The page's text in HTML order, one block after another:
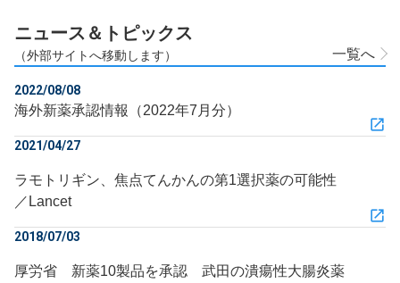
ニュース＆トピックス
（外部サイトへ移動します） 一覧へ
2022/08/08
海外新薬承認情報（2022年7月分）
2021/04/27
ラモトリギン、焦点てんかんの第1選択薬の可能性
／Lancet
2018/07/03
厚労省 新薬10製品を承認 武田の潰瘍性大腸炎薬